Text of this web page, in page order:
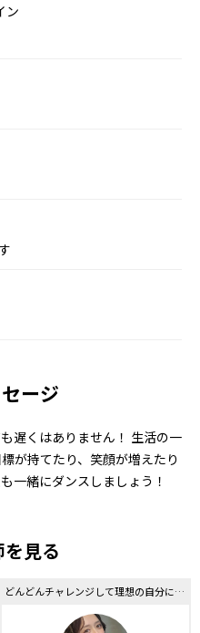
ン
ージ
遅くはありません！ 生活の一
が持てたり、笑顔が増えたり
一緒にダンスしましょう！
見る
どんどんチャレンジして理想の自分に近づきましょう！